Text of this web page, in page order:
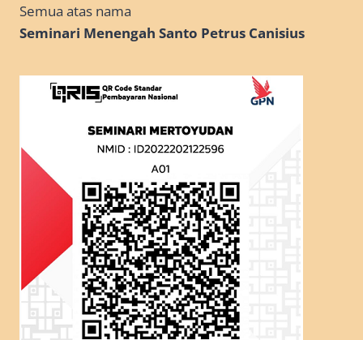
Semua atas nama
Seminari Menengah Santo Petrus Canisius